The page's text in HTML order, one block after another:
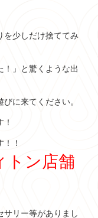
を少しだけ捨ててみ
！」と驚くような出
に来てください。
！
トン店舗
サリー等がありまし